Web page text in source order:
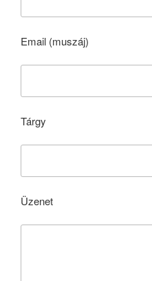
Email (muszáj)
Tárgy
Üzenet